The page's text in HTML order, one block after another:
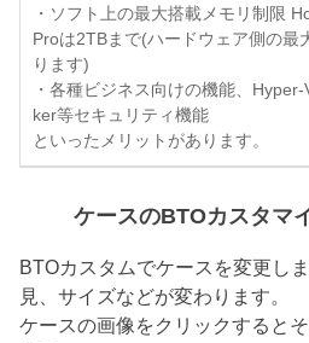
・ソフト上の最大搭載メモリ制限
Proは2TBまで(ハードウェア側の最
ります)
・各種ビジネス向けの機能、
ker等セキュリティ機能
といったメリットがあります。
ケースのBTOカスタマ
BTOカスタムでケースを変更し
見、サイズなどが変わります。
ケースの画像をクリックすると